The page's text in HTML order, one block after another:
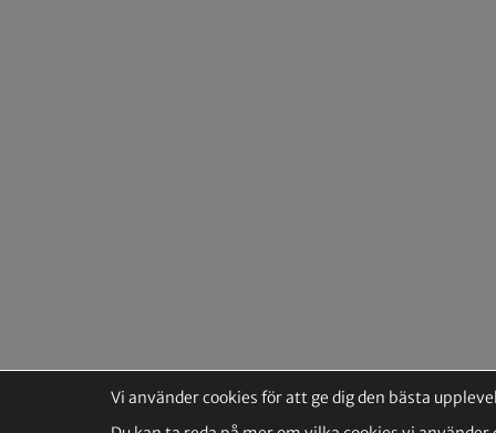
Vi använder cookies för att ge dig den bästa